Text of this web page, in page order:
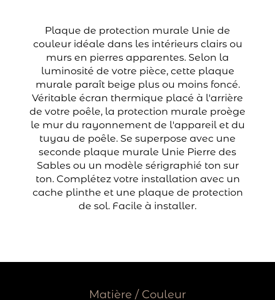
Plaque de protection murale Unie de
couleur idéale dans les intérieurs clairs ou
murs en pierres apparentes. Selon la
luminosité de votre pièce, cette plaque
murale paraît beige plus ou moins foncé.
Véritable écran thermique placé à l'arrière
de votre poêle, la protection murale proège
le mur du rayonnement de l'appareil et du
tuyau de poêle. Se superpose avec une
seconde plaque murale Unie Pierre des
Sables ou un modèle sérigraphié ton sur
ton. Complétez votre installation avec un
cache plinthe et une plaque de protection
de sol. Facile à installer.
Matière / Couleur